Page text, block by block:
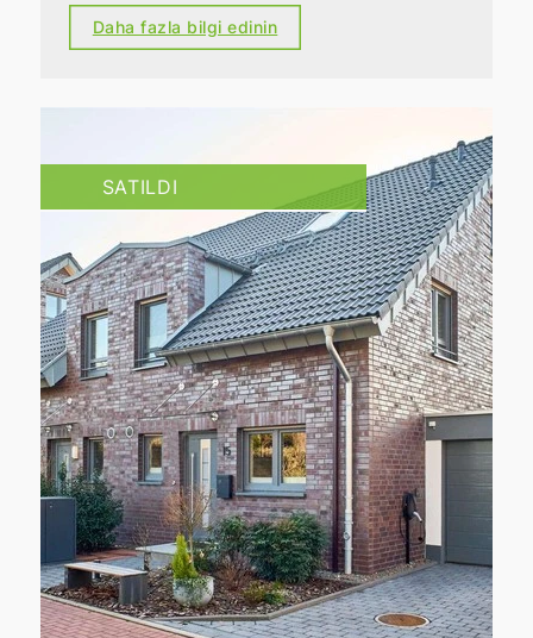
Daha fazla bilgi edinin
SATILDI